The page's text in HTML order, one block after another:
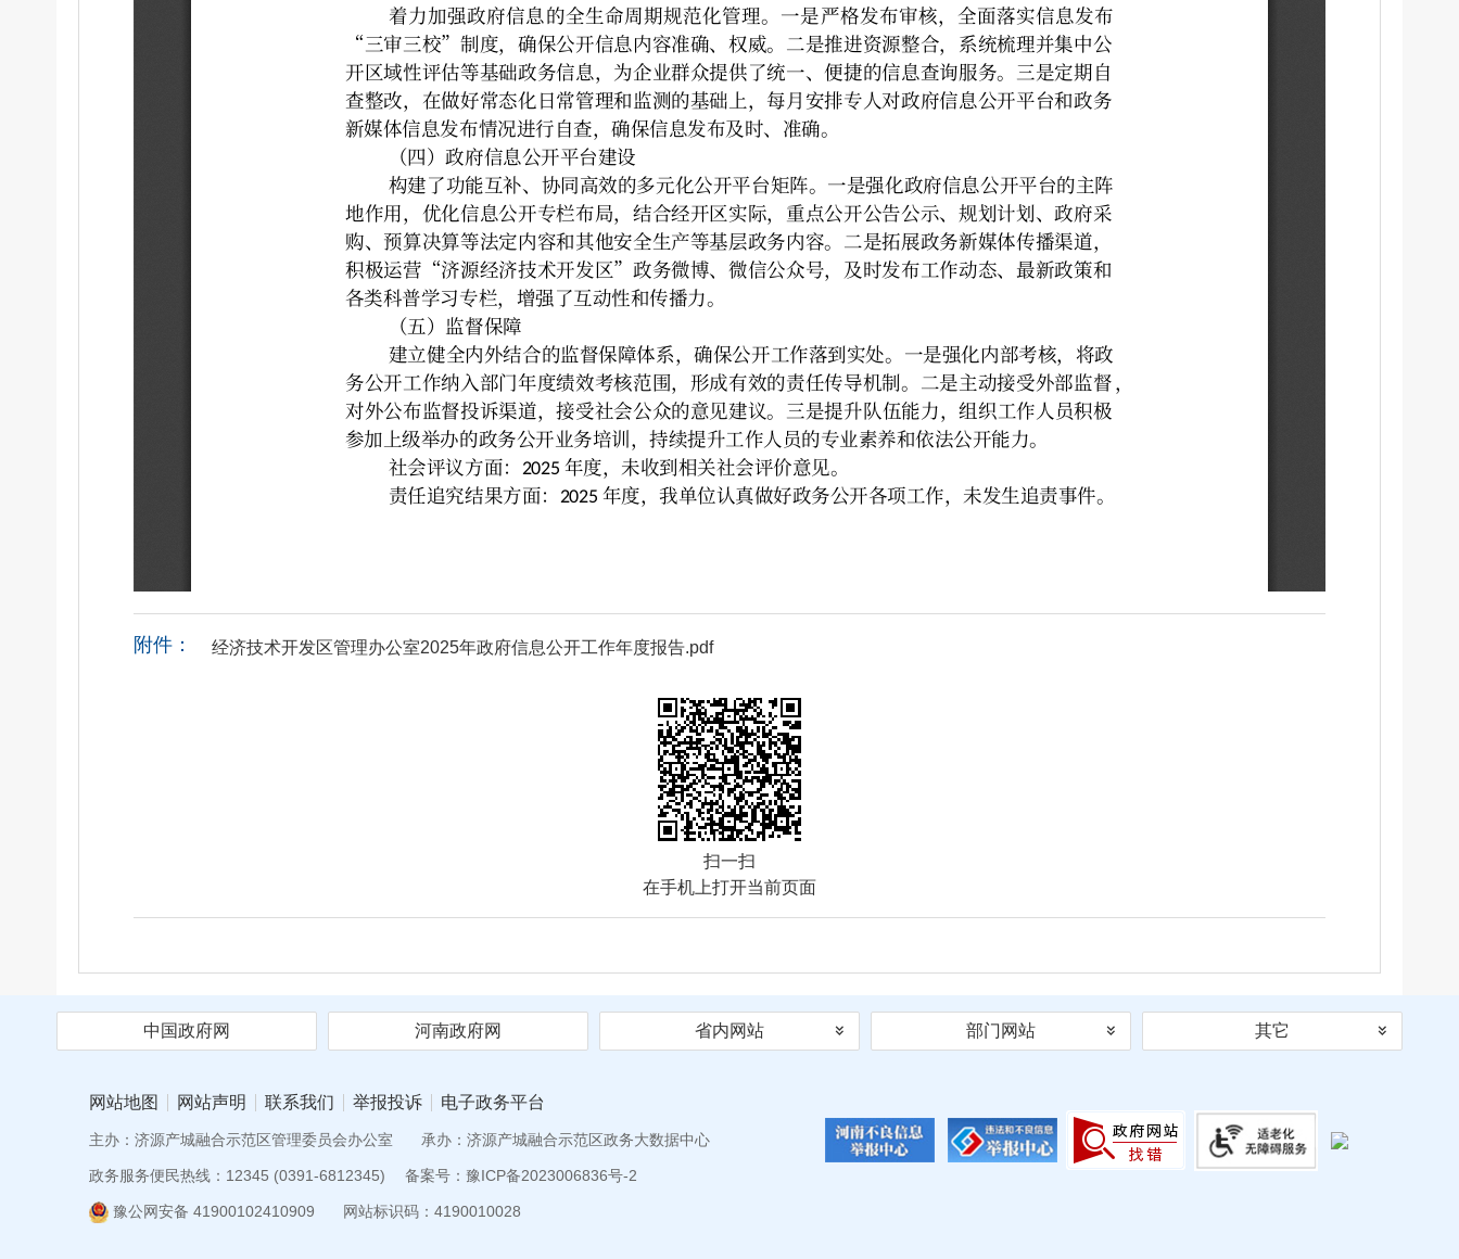
附件： 经济技术开发区管理办公室2025年政府信息公开工作年度报告.pdf
扫一扫
在手机上打开当前页面
中国政府网 河南政府网 省内网站 部门网站 其它
网站地图 网站声明 联系我们 举报投诉 电子政务平台
主办：济源产城融合示范区管理委员会办公室 承办：济源产城融合示范区政务大数据中心
政务服务便民热线：12345 (0391-6812345) 备案号：豫ICP备2023006836号-2
豫公网安备 41900102410909 网站标识码：4190010028